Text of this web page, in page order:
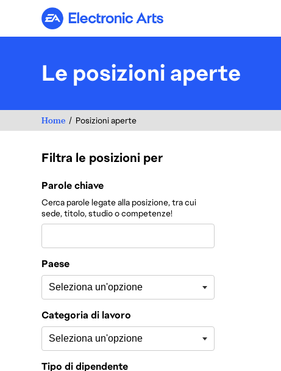
Electronic Arts
Le posizioni aperte
Home Posizioni aperte
Filtra le posizioni per
Filtra le posizioni per
Parole chiave
Cerca parole legate alla posizione, tra cui
sede, titolo, studio o competenze!
Paese
Categoria di lavoro
Tipo di dipendente